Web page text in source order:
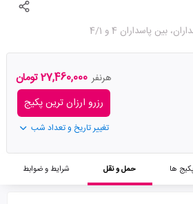
بین پاسداران 4 و 4/1
هرنفر 27,460,000 تومان
رزرو ارزان ترین پکیج
تغییر تاریخ و تعداد شب
ها حمل و نقل شرایط و ضوابط